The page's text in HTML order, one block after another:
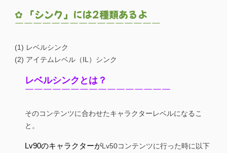
✿ 「シンク」には2種類あるよ
￣￣￣￣￣￣￣￣￣￣￣￣￣￣￣￣
(1) レベルシンク
(2) アイテムレベル（IL）シンク
レベルシンクとは？
￣￣￣￣￣￣￣￣￣￣￣￣￣￣￣￣
そのコンテンツに合わせたキャラクターレベルになるこ
と。
Lv90のキャラクターがLv50コンテンツに行った時に以下